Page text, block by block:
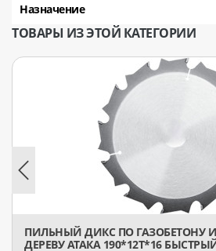
Назначение
ТОВАРЫ ИЗ ЭТОЙ КАТЕГОРИИ
ПИЛЬНЫЙ ДИКС ПО ГАЗОБЕТОНУ
ДЕРЕВУ АТАКА 190*12T*16